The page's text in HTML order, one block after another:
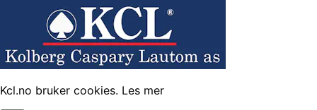
Kcl.no bruker cookies. Les mer